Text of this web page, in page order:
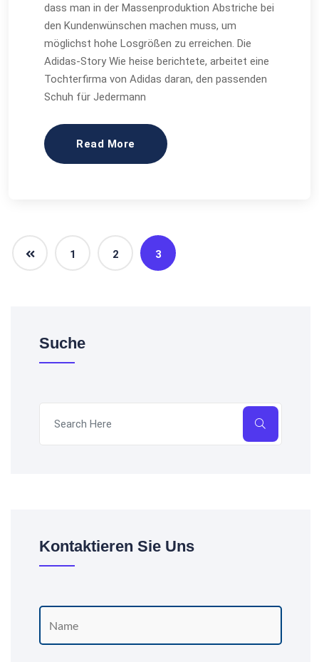
dass man in der Massenproduktion Abstriche bei
den Kundenwünschen machen muss, um
möglichst hohe Losgrößen zu erreichen. Die
Adidas-Story Wie heise berichtete, arbeitet eine
Tochterfirma von Adidas daran, den passenden
Schuh für Jedermann
Read More
1 2 3
Suche
Kontaktieren Sie Uns